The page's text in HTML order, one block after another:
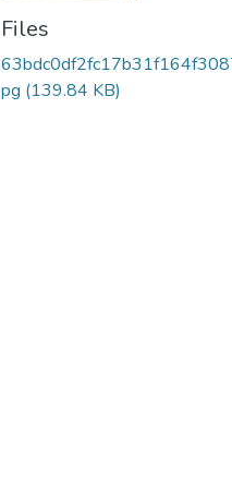
Files
pg (139.84 KB)